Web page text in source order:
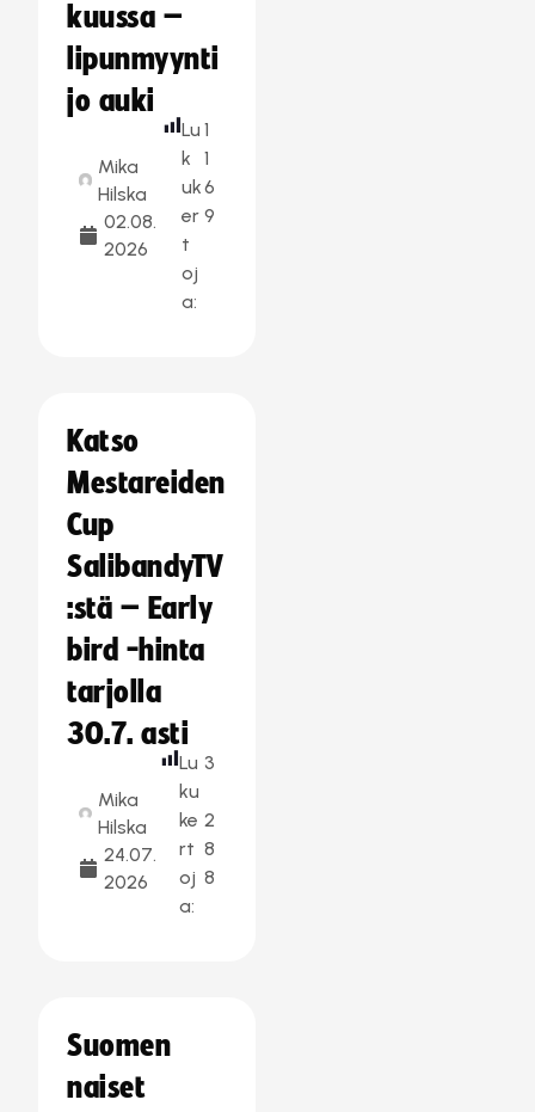
kuussa –
lipunmyynti
jo auki
Mika
Hilska
02.08.
2026
Lu
k
uk
er
t
oj
a:
1
1
6
9
Katso
Mestareiden
Cup
SalibandyTV
:stä – Early
bird -hinta
tarjolla
30.7. asti
Mika
Hilska
24.07.
2026
Lu
ku
ke
rt
oj
a:
3
2
8
8
Suomen
naiset